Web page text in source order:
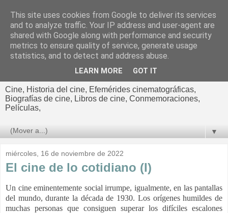
El cultural
cinematográfico de Jorge
Cine, Historia del cine, Efemérides cinematográficas,
Biografías de cine, Libros de cine, Conmemoraciones,
Películas,
▼
miércoles, 16 de noviembre de 2022
El cine de lo cotidiano (I)
Un cine eminentemente social irrumpe, igualmente, en las pantallas
del mundo, durante la década de 1930. Los orígenes humildes de
muchas personas que consiguen superar los difíciles escalones
This site uses cookies from Google to deliver its services
and to analyze traffic. Your IP address and user-agent are
shared with Google along with performance and security
metrics to ensure quality of service, generate usage
statistics, and to detect and address abuse.
LEARN MORE GOT IT